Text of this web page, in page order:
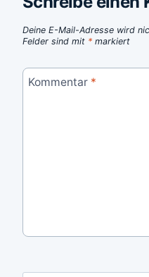
Deine E-Mail-Adresse wird
Felder sind mit * markiert
Kommentar *